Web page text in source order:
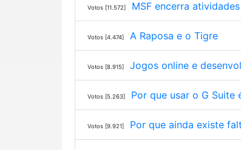
Votos [11.572] MSF encerra
Votos [4.474] A Raposa e o Tigre
Votos [8.915] Jogos online e
Votos [5.263] Por que usar o G Suite
Votos [9.921] Por que ainda existe